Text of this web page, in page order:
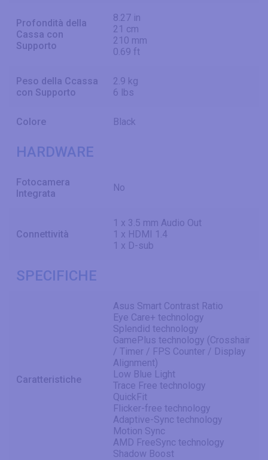
Profondità della
Cassa con
Supporto
8.27 in
21 cm
210 mm
0.69 ft
Peso della Ccassa
con Supporto
2.9 kg
6 lbs
Colore Black
HARDWARE
Fotocamera
Integrata
No
Connettività
1 x 3.5 mm Audio Out
1 x HDMI 1.4
1 x D-sub
SPECIFICHE
Caratteristiche
Asus Smart Contrast Ratio
Eye Care+ technology
Splendid technology
GamePlus technology (Crosshair
/ Timer / FPS Counter / Display
Alignment)
Low Blue Light
Trace Free technology
QuickFit
Flicker-free technology
Adaptive-Sync technology
Motion Sync
AMD FreeSync technology
Shadow Boost